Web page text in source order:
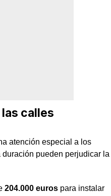
calles
atención especial a los
pueden perjudicar la
204.000 euros para instalar